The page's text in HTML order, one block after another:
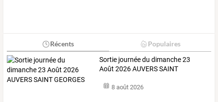
Récents Populaires
Sortie journée du dimanche 23
Août 2026 AUVERS SAINT
8 août 2026